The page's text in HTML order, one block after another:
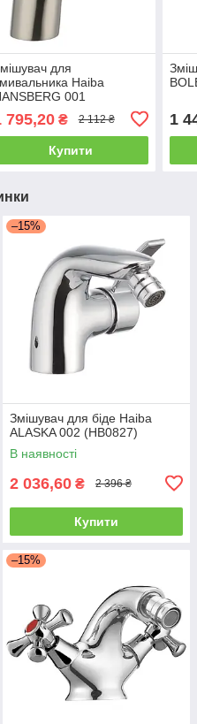
для
Haiba
001
795,20₴ 2 112 ₴
Купити
1
–15%
Змішувач для біде Haiba
ALASKA 002 (HB0827)
В наявності
2 036,60 ₴ 2 396 ₴
Купити
–15%